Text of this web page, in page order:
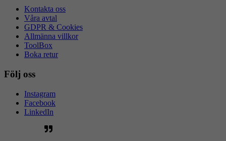
Kontakta oss
Våra avtal
GDPR & Cookies
Allmänna villkor
ToolBox
Boka retur
Följ oss
Instagram
Facebook
LinkedIn